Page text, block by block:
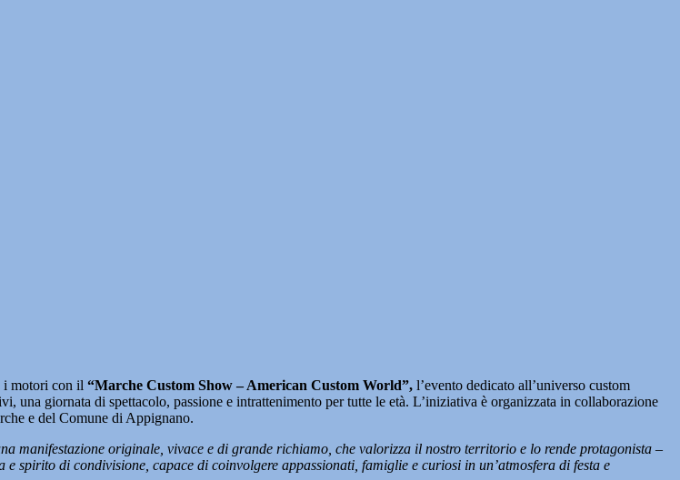
i motori con il “Marche Custom Show – American Custom World”, l’evento dedicato all’universo custom
giornata di spettacolo, passione e intrattenimento per tutte le età. L’iniziativa è organizzata in collaborazione
e del Comune di Appignano.
manifestazione originale, vivace e di grande richiamo, che valorizza il nostro territorio e lo rende protagonista –
e spirito di condivisione, capace di coinvolgere appassionati, famiglie e curiosi in un’atmosfera di festa e